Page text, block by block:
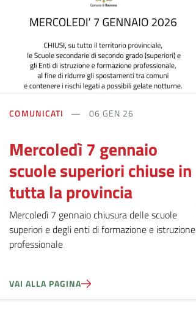
COMUNICATI 06 GEN 26
Mercoledì 7 gennaio
scuole superiori chiuse in
tutta la provincia
Mercoledì 7 gennaio chiusura delle scuole
superiori e degli enti di formazione e istruzione
professionale
VAI ALLA PAGINA